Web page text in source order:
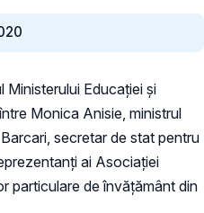
Ministerului Educației și
Monica Anisie, ministrul
secretar de stat pentru
ai Asociației
particulare de învățământ din